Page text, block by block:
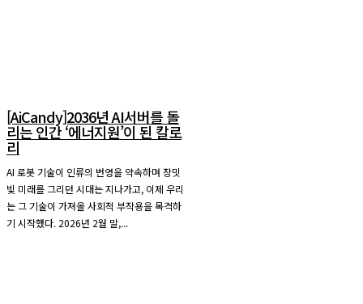
[AiCandy]2036년 AI서버를 돌
리는 인간 ‘에너지원’이 된 칼로
리
AI 로봇 기술이 인류의 번영을 약속하며 장밋
빛 미래를 그리던 시대는 지나가고, 이제 우리
는 그 기술이 가져올 사회적 부작용을 목격하
기 시작했다. 2026년 2월 말,...